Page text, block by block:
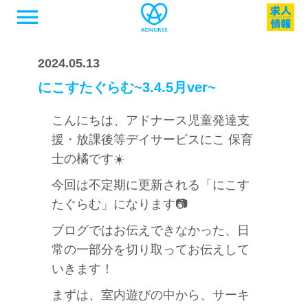
menu
2024.05.13
にこすたぐらむ~3.4.5月ver~
こんにちは、アドナース児童発達支
援・放課後等デイサービスにこ 保育
士の橘です☀️
今回は不定期に更新される「にこす
たぐらむ」になります📷
ブログではお伝えできなかった、日
常の一部分を切り取ってお伝えして
いきます！
まずは、室内遊びの中から、サーキ